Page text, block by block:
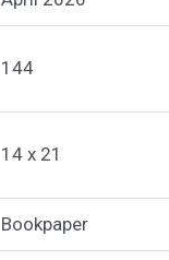
144
14 x 21
Bookpaper